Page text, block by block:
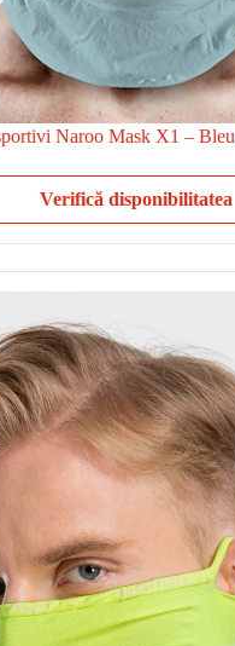
Naroo Mask X1 – Bleu
Verifică disponibilitatea